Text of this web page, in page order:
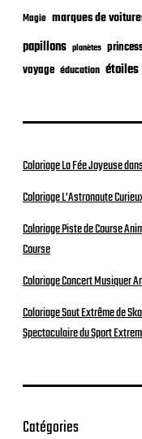
Magie marques de
papillons planètes
voyage éducation étoiles
Coloriage La Fée Joyeuse
Coloriage L’Astronaute
Coloriage Piste de Course
Course
Coloriage Concert Musiquer
Coloriage Saut Extrême de
Spectaculaire du Sport
Catégories